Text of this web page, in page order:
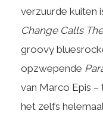
verzuurde kuiten
Change Calls
groovy
opzwepende
van Marco Epis
het zelfs